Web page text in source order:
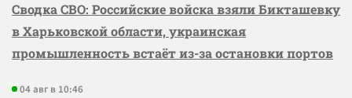
Сводка СВО: Российские войска взяли Бикташевку
в Харьковской области, украинская
промышленность встаёт из-за остановки портов
04 авг в 10:46